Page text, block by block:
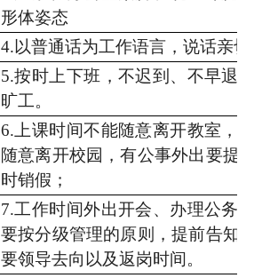
形体姿态
4.以普通话为工作语言，说话亲切
5.按时上下班，不迟到、不早退、
旷工。
6.上课时间不能随意离开教室，上
随意离开校园，有公事外出要提前
时销假；
7.工作时间外出开会、办理公务、
要按分级管理的原则，提前告知分
要领导去向以及返岗时间。